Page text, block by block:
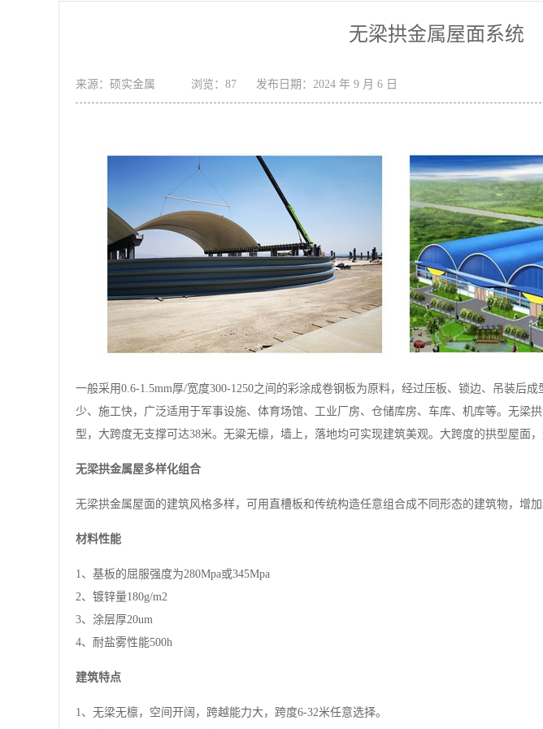
无梁拱金属屋面系统
来源：硕实金属 浏览：87 发布日期：2024 年 9 月 6 日
一般采用0.6-1.5mm厚/宽度300-1250之间的彩涂成卷钢板为原料，经过压板、锁边、吊装后
少、施工快，广泛适用于军事设施、体育场馆、工业厂房、仓储库房、车库、机库等。无梁
型，大跨度无支撑可达38米。无粱无檩，墙上，落地均可实现建筑美观。大跨度的拱型屋面
无梁拱金属屋多样化组合
无梁拱金属屋面的建筑风格多样，可用直槽板和传统构造任意组合成不同形态的建筑物，增
材料性能
1、基板的屈服强度为280Mpa或345Mpa
2、镀锌量180g/m2
3、涂层厚20um
4、耐盐雾性能500h
建筑特点
1、无梁无檩，空间开阔，跨越能力大，跨度6-32米任意选择。